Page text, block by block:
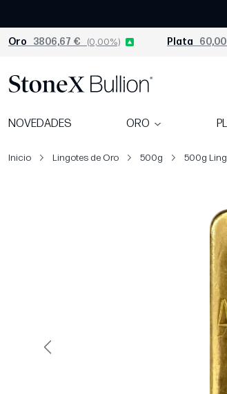
Oro 3806,67 € (0,00%) Plata
NOVEDADES ORO
Inicio Lingotes de Oro 500g 500g
Página anterior